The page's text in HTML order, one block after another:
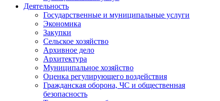
Деятельность
Государственные и муниципальные услуги
Экономика
Закупки
Сельское хозяйство
Архивное дело
Архитектура
Муниципальное хозяйство
Оценка регулирующего воздействия
Гражданская оборона, ЧС и общественная
безопасность